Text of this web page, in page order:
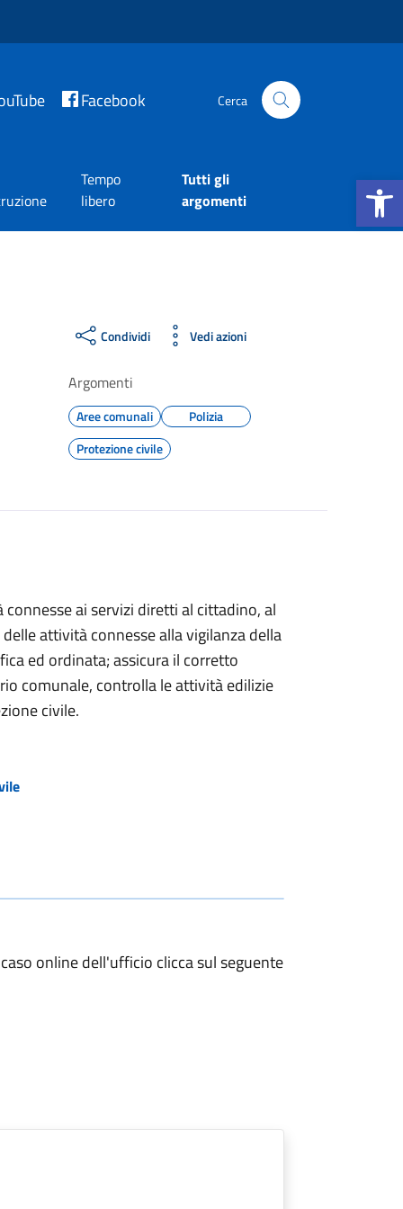
Apri la
Facebook Cerca
Tempo
libero
Tutti gli
argomenti
Condividi Vedi azioni
Argomenti
Aree comunali
Polizia
Protezione civile
ai servizi diretti al cittadino, al
attività connesse alla vigilanza della
ed ordinata; assicura il corretto
comunale, controlla le attività edilizie
civile.
online dell'ufficio clicca sul seguente